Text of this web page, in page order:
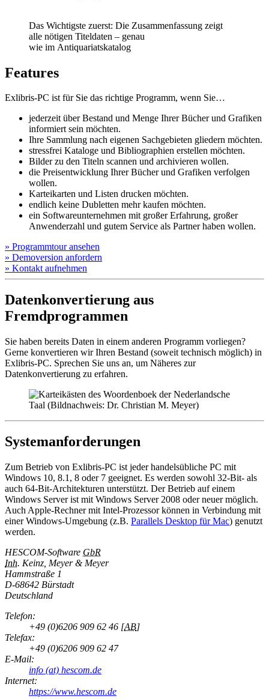
Das Wichtigste zuerst: Die Zusammenfassung zeigt
alle nötigen Titeldaten – genau
wie im Antiquariatskatalog
Features
Exlibris-PC ist für Sie das richtige Programm, wenn Sie…
jederzeit über Bestand und Menge Ihrer Bücher und Grafiken
informiert sein möchten.
Ihre Sammlung nach eigenen Sachgebieten gliedern möchten.
stressfrei Kataloge und Bibliographien erstellen möchten.
Bilder zu den Titeln scannen und archivieren wollen.
die Preisentwicklung Ihrer Bücher und Grafiken verfolgen
wollen.
Karteikarten und Listen drucken möchten.
endlich keine Dubletten mehr kaufen möchten.
ein Softwareunternehmen mit großer Erfahrung, großer
Anwenderzahl und gutem Service als Partner haben wollen.
» Programm­tour ansehen
» Demo­version anfordern
» Kontakt aufnehmen
Datenkonvertierung aus
Fremdprogrammen
Sie haben bereits Daten in einem anderen Programm vorliegen?
Gerne konvertieren wir Ihren Bestand (soweit technisch möglich) in
Exlibris-PC. Sprechen Sie uns an, um Näheres zur
Datenkonvertierung zu erfahren.
Systemanforderungen
Zum Betrieb von Exlibris-PC ist jeder handelsübliche PC mit
Windows 10, 8.1, 8 oder 7 geeignet. Es werden sowohl 32-Bit- als
auch 64-Bit-Architekturen unterstützt. Der Betrieb auf einem
Windows Server ist mit Windows Server 2008 oder neuer möglich.
Auch Apple-Rechner mit Intel-Prozessor können in Verbindung mit
einer Windows-Umgebung (z.B. Parallels Desktop für Mac) genutzt
werden.
HESCOM-Software GbR
Inh. Keinz, Meyer & Meyer
Hammstraße 1
D-68642 Bürstadt
Deutschland
Telefon:
+49 (0)6206 909 62 46 [AB]
Telefax:
+49 (0)6206 909 62 47
E-Mail:
info (at) hescom.de
Internet:
https://www.hescom.de